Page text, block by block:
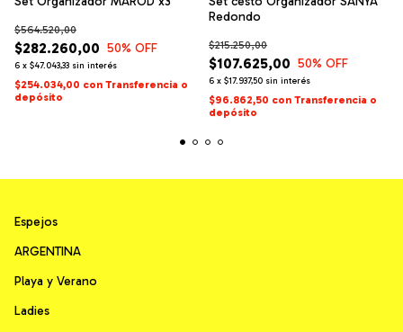
$282.260,00
$564.520,00
50% OFF
6 x $47.043,33 sin interés
$254.034,00 con Transferencia o
depósito
Redondo
$107.625,00
$215.250,00
50% OFF
6 x $17.937,50 sin interés
$96.862,50 con Transferencia o
depósito
Espejos
ARGENTINA
Playa y Verano
Ladies